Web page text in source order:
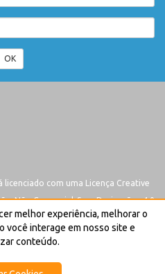
OK
licenciado com uma Licença Creative
Não Comercial-Sem Derivações 4.0
melhor experiência, melhorar o
você interage em nosso site e
conteúdo.